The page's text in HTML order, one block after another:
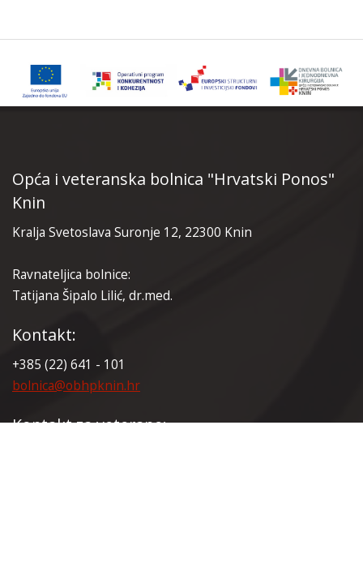
Opća i veteranska bolnica "Hrvatski Ponos"
Knin
Kralja Svetoslava Suronje 12, 22300 Knin
Ravnateljica bolnice:
Tatijana Šipalo Lilić, dr.med.
Kontakt:
+385 (22) 641 - 101
bolnica@obhpknin.hr
Kontakt za veterane: